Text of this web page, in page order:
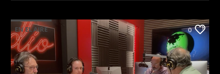
EN EL AIRE 0